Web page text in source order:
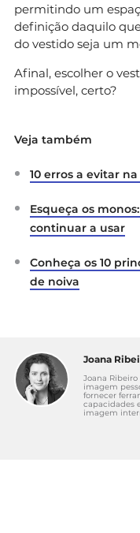
permitindo um
definição daquilo
do vestido seja um
Afinal, escolher o
impossível, certo?
Veja também
10 erros a evitar
Esqueça os
continuar a usar
Conheça os 10
de noiva
Joana
Joana
imagem
fornecer
capacidades
imagem